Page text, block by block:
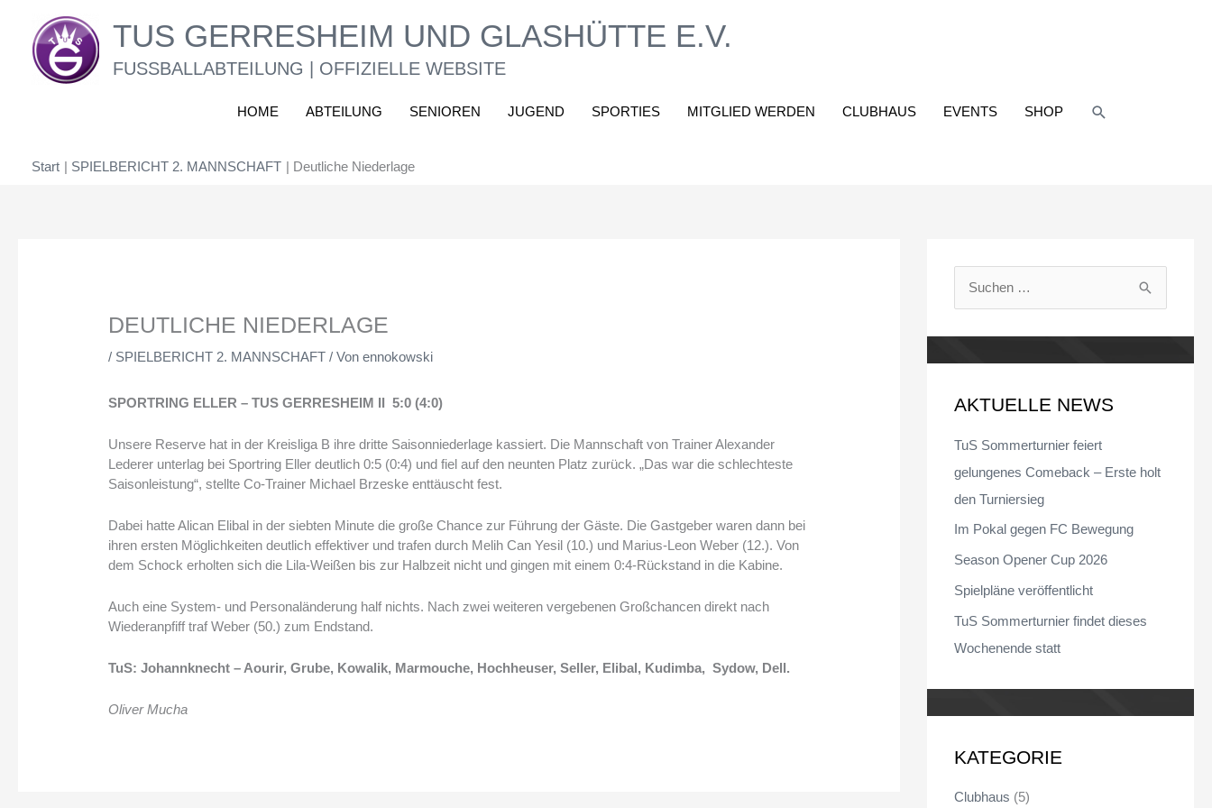
springen
TUS GERRESHEIM UND GLASHÜTTE E.V.
FUSSBALLABTEILUNG | OFFIZIELLE WEBSITE
HOME ABTEILUNG SENIOREN JUGEND SPORTIES MITGLIED WERDEN CLUBHAUS EVENTS SHOP Suchen
Start SPIELBERICHT 2. MANNSCHAFT Deutliche Niederlage
DEUTLICHE NIEDERLAGE
/ SPIELBERICHT 2. MANNSCHAFT / Vonennokowski
SPORTRING ELLER – TUS GERRESHEIM II 5:0 (4:0)
Unsere Reserve hat in der Kreisliga B ihre dritte Saisonniederlage kassiert. Die Mannschaft von Trainer Alexander
Lederer unterlag bei Sportring Eller deutlich 0:5 (0:4) und fiel auf den neunten Platz zurück. „Das war die schlechteste
Saisonleistung“, stellte Co-Trainer Michael Brzeske enttäuscht fest.
Dabei hatte Alican Elibal in der siebten Minute die große Chance zur Führung der Gäste. Die Gastgeber waren dann bei
ihren ersten Möglichkeiten deutlich effektiver und trafen durch Melih Can Yesil (10.) und Marius-Leon Weber (12.). Von
dem Schock erholten sich die Lila-Weißen bis zur Halbzeit nicht und gingen mit einem 0:4-Rückstand in die Kabine.
Auch eine System- und Personaländerung half nichts. Nach zwei weiteren vergebenen Großchancen direkt nach
Wiederanpfiff traf Weber (50.) zum Endstand.
TuS: Johannknecht – Aourir, Grube, Kowalik, Marmouche, Hochheuser, Seller, Elibal, Kudimba, Sydow, Dell.
Oliver Mucha
e
n
a
c
h
:
AKTUELLE NEWS
TuS Sommerturnier feiert
gelungenes Comeback – Erste holt
den Turniersieg
Im Pokal gegen FC Bewegung
Season Opener Cup 2026
Spielpläne veröffentlicht
TuS Sommerturnier findet dieses
Wochenende statt
KATEGORIE
Clubhaus (5)